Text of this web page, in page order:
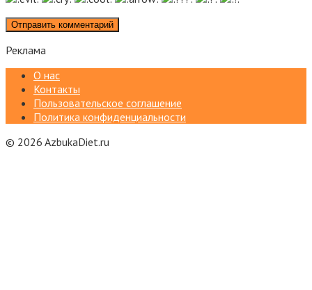
Реклама
О нас
Контакты
Пользовательское соглашение
Политика конфиденциальности
© 2026 AzbukaDiet.ru